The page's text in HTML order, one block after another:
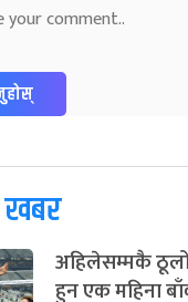
नारी दिवस
२०८३ -Mar 8, 2027
२०८३
-Mar 22, 2027
खबर
अहिलेसम्मकै
हुन एक महिना